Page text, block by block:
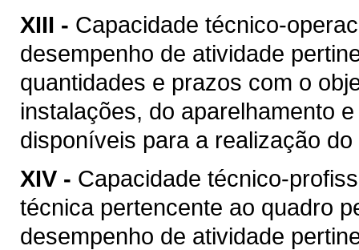
XIII - Capacidade técnico-
desempenho de atividade
quantidades e prazos com o
instalações, do aparelhamento
disponíveis para a realização
XIV - Capacidade técnico-
técnica pertencente ao quadro
desempenho de atividade